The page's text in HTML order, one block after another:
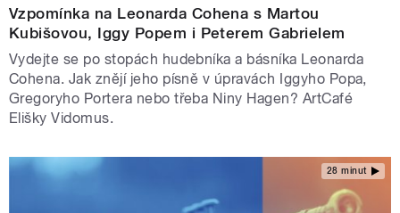
Vzpomínka na Leonarda Cohena s Martou
Kubišovou, Iggy Popem i Peterem Gabrielem
Vydejte se po stopách hudebníka a básníka Leonarda
Cohena. Jak znějí jeho písně v úpravách Iggyho Popa,
Gregoryho Portera nebo třeba Niny Hagen? ArtCafé
Elišky Vidomus.
28 minut